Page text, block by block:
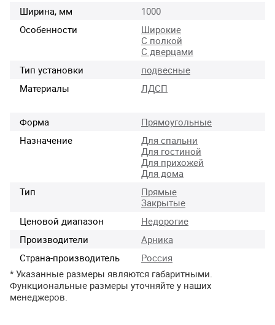
Ширина, мм
1000
Особенности
Широкие
С полкой
С дверцами
Тип установки
подвесные
Материалы
ЛДСП
Форма
Прямоугольные
Назначение
Для спальни
Для гостиной
Для прихожей
Для дома
Тип
Прямые
Закрытые
Ценовой диапазон
Недорогие
Производители
Арника
Страна-производитель
Россия
* Указанные размеры являются габаритными.
Функциональные размеры уточняйте у наших
менеджеров.